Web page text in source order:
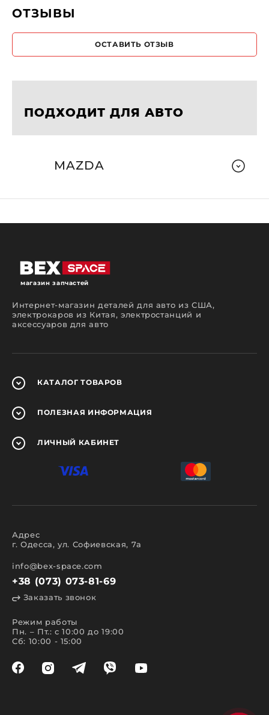
ОТЗЫВЫ
ОСТАВИТЬ ОТЗЫВ
ПОДХОДИТ ДЛЯ АВТО
MAZDA
магазин запчастей
Интернет-магазин деталей для авто из США,
электрокаров из Китая, электростанций и
аксессуаров для авто
КАТАЛОГ ТОВАРОВ
ПОЛЕЗНАЯ ИНФОРМАЦИЯ
ЛИЧНЫЙ КАБИНЕТ
Адрес
г. Одесса, ул. Софиевская, 7а
info@bex-space.com
+38 (073) 073-81-69
Заказать звонок
Режим работы
Пн. – Пт.: с 10:00 до 19:00
Сб: 10:00 - 15:00